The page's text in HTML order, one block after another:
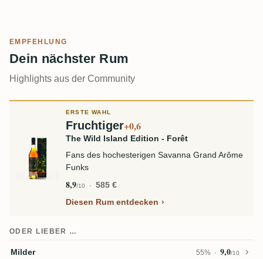
EMPFEHLUNG
Dein nächster Rum
Highlights aus der Community
ERSTE WAHL
Fruchtiger+0,6
The Wild Island Edition - Forêt
Fans des hochesterigen Savanna Grand Arôme
Funks
8,9/10
585 €
Diesen Rum entdecken
ODER LIEBER …
Milder 55% 9,0/10